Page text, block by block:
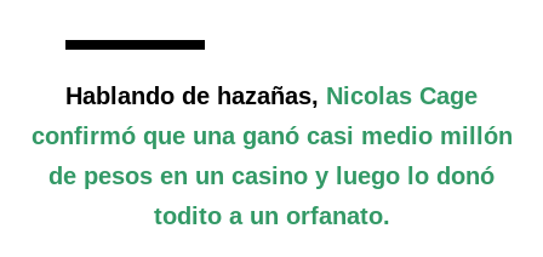
Hablando de hazañas, Nicolas Cage
confirmó que una ganó casi medio millón
de pesos en un casino y luego lo donó
todito a un orfanato.